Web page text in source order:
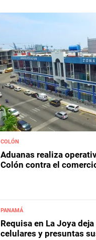
COLÓN
Aduanas realiza
Colón contra el
PANAMÁ
Requisa en La Joya
celulares y presuntas